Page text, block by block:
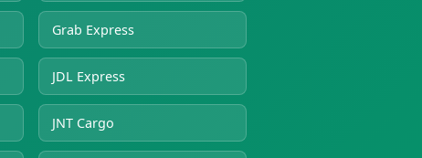
Grab Express
JDL Express
JNT Cargo